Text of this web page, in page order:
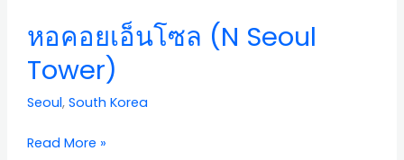
หอคอยเอ็นโซล (N Seoul
Tower)
Seoul, South Korea
(N
Tower)
Read More »